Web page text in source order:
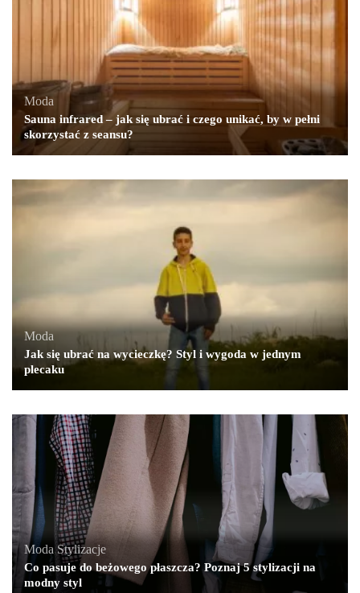
Moda
Sauna infrared – jak się ubrać i czego unikać, by w pełni
skorzystać z seansu?
Moda
Jak się ubrać na wycieczkę? Styl i wygoda w jednym
plecaku
Moda,Stylizacje
Co pasuje do beżowego płaszcza? Poznaj 5 stylizacji na
modny styl